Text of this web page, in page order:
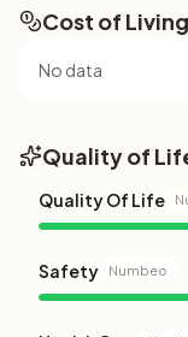
Cost of Living
No data
Quality of
Quality Of Life
Safety Numbeo